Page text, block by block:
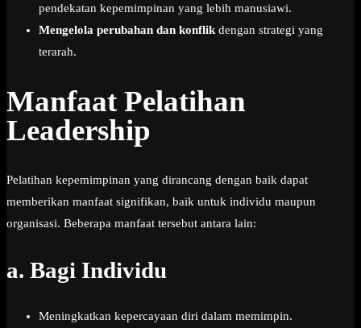
pendekatan kepemimpinan yang lebih manusiawi.
Mengelola perubahan dan konflik dengan strategi yang
terarah.
Manfaat Pelatihan
Leadership
Pelatihan kepemimpinan yang dirancang dengan baik dapat
memberikan manfaat signifikan, baik untuk individu maupun
organisasi. Beberapa manfaat tersebut antara lain:
a. Bagi Individu
Meningkatkan kepercayaan diri dalam memimpin.